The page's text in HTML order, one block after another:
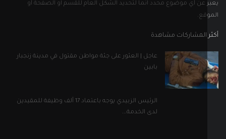
عن أي موضوع محدد انما لتحديد الشكل العام للقسم او الصفحة أو
المشاركات مشاهدة
عاجل | العثور على جثة مواطن مقتول في مدينة زنجبار
بابين
الرئيس الزبيدي يوجه باعتماد 17 ألف وظيفة للمقيدين
لدى الخدمة...